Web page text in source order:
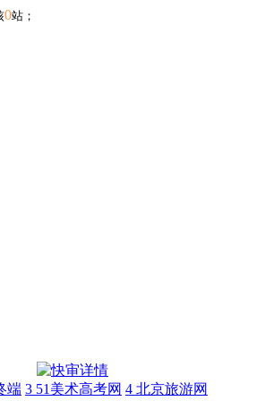
0站；
端 3 51美术高考网 4 北京旅游网